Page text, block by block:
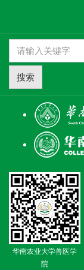
搜索
华南农业大学兽医学
院